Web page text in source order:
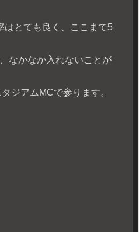
はとても良く、ここまで5
なかなか入れないことが
ジアムMCで参ります。